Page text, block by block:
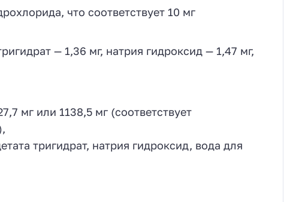
что соответствует 10 мг
— 1,36 мг, натрия гидроксид — 1,47 мг,
мг или 1138,5 мг (соответствует
тригидрат, натрия гидроксид, вода для